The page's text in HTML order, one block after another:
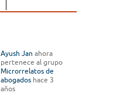
Ayush Jan ahora
pertenece al grupo
Microrrelatos de
abogados hace 3
años